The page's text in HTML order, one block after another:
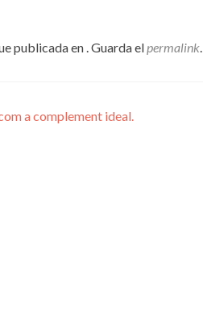
publicada en . Guarda elpermalink.
a complement ideal.